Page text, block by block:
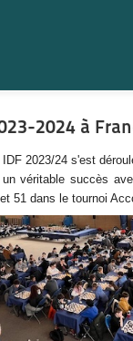
2024 à
2023/24 s'est
véritable succès
51 dans le tournoi